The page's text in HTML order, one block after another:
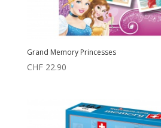
Grand Memory Princesses
CHF22.90